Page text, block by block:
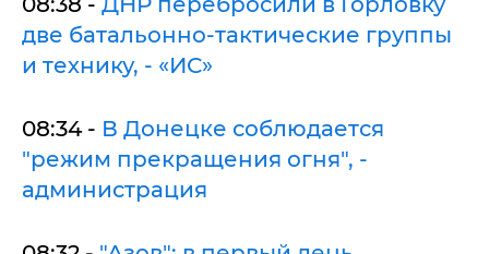
две батальонно-тактические группы
и технику, - «ИС»
08:34 - В Донецке соблюдается
"режим прекращения огня", -
администрация